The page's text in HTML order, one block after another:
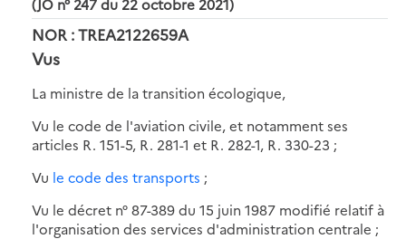
NOR : TREA2122659A
Vus
La ministre de la transition écologique,
Vu le code de l'aviation civile, et notamment ses
articles R. 151-5, R. 281-1 et R. 282-1, R. 330-23 ;
Vu le code des transports ;
Vu le décret n° 87-389 du 15 juin 1987 modifié relatif à
l'organisation des services d'administration centrale ;